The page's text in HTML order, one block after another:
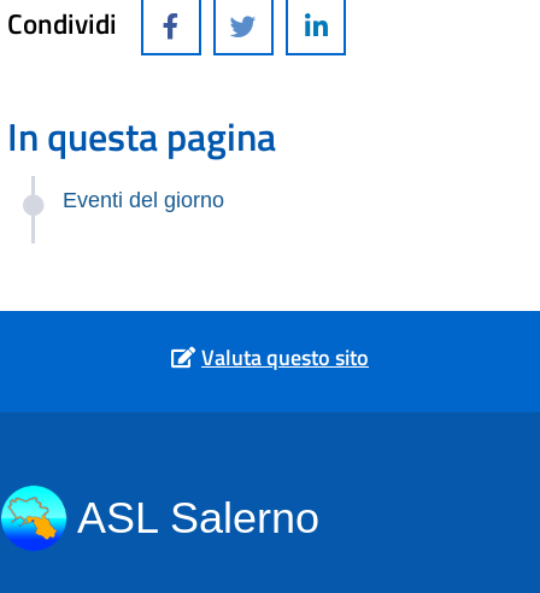
Condividi
In questa pagina
Eventi del giorno
Valuta questo sito
ASL Salerno